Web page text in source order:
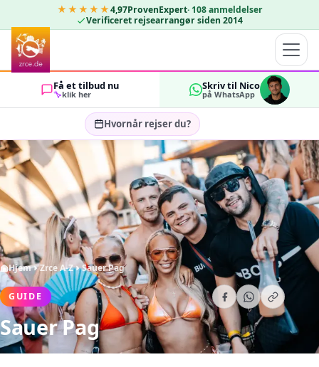
★★★★★4,97ProvenExpert· 108 anmeldelser
Verificeret rejsearrangør siden 2014
Få et tilbud nu
klik her
Skriv til Nico
på WhatsApp
Hvornår rejser du?
Vælg rejsedatoer…
GÆSTER
2 OK
Hjem Zrce A-Z Sauer Pag
GUIDE
Sauer Pag